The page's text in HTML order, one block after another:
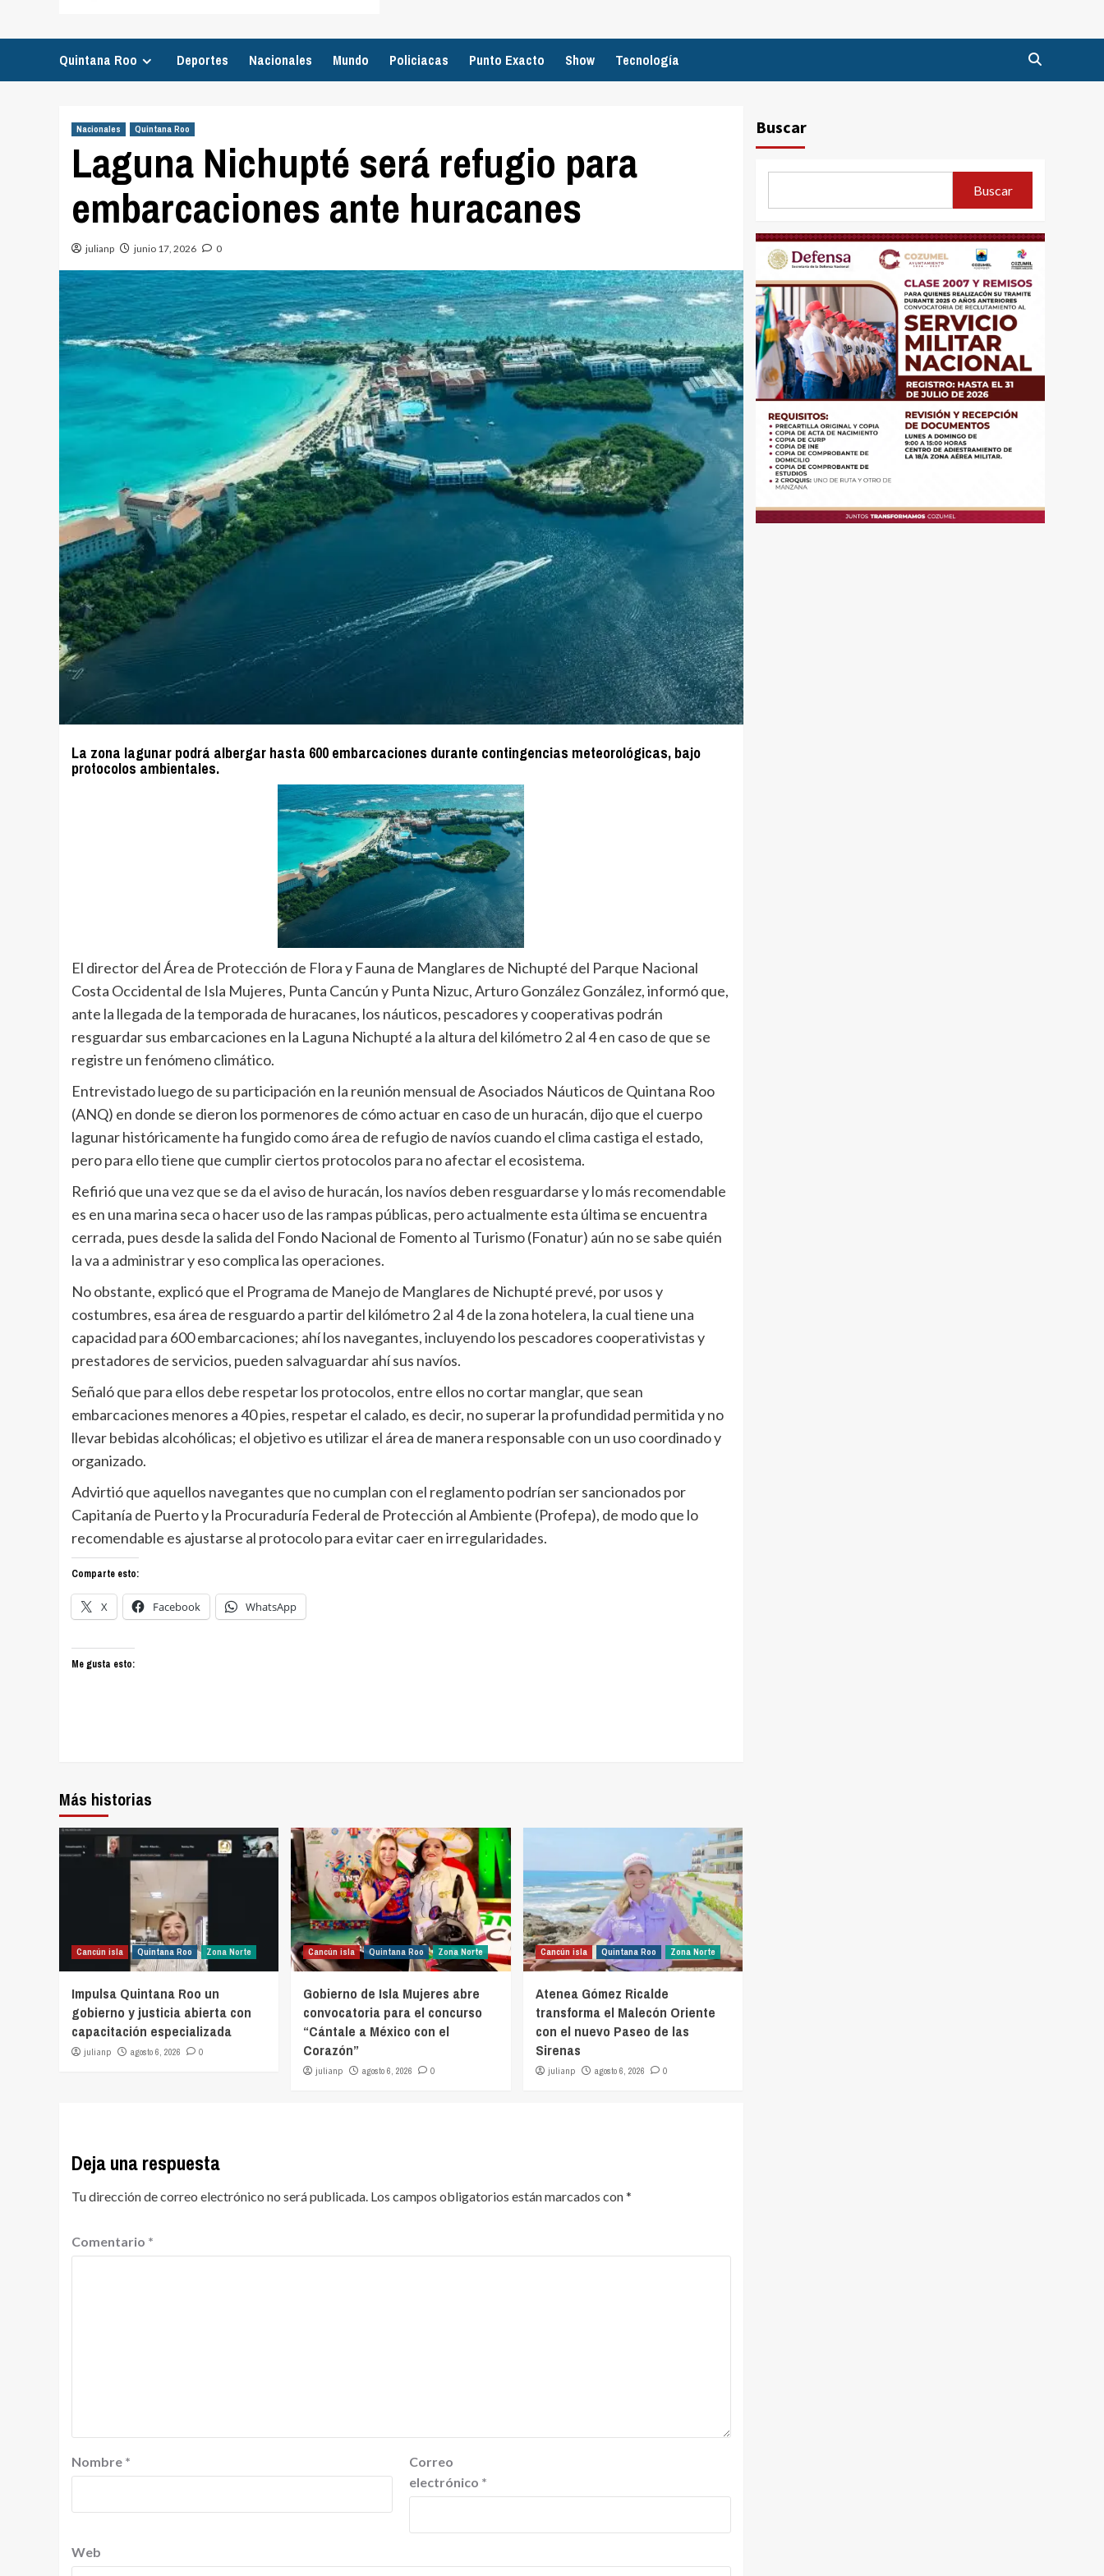
Quintana Roo Deportes Nacionales Mundo Policiacas Punto Exacto Show Tecnología
Nacionales Quintana Roo
Laguna Nichupté será refugio para
embarcaciones ante huracanes
julianp junio 17, 2026 0
La zona lagunar podrá albergar hasta 600 embarcaciones durante contingencias meteorológicas, bajo
protocolos ambientales.
El director del Área de Protección de Flora y Fauna de Manglares de Nichupté del Parque Nacional
Costa Occidental de Isla Mujeres, Punta Cancún y Punta Nizuc, Arturo González González, informó que,
ante la llegada de la temporada de huracanes, los náuticos, pescadores y cooperativas podrán
resguardar sus embarcaciones en la Laguna Nichupté a la altura del kilómetro 2 al 4 en caso de que se
registre un fenómeno climático.
Entrevistado luego de su participación en la reunión mensual de Asociados Náuticos de Quintana Roo
(ANQ) en donde se dieron los pormenores de cómo actuar en caso de un huracán, dijo que el cuerpo
lagunar históricamente ha fungido como área de refugio de navíos cuando el clima castiga el estado,
pero para ello tiene que cumplir ciertos protocolos para no afectar el ecosistema.
Refirió que una vez que se da el aviso de huracán, los navíos deben resguardarse y lo más recomendable
es en una marina seca o hacer uso de las rampas públicas, pero actualmente esta última se encuentra
cerrada, pues desde la salida del Fondo Nacional de Fomento al Turismo (Fonatur) aún no se sabe quién
la va a administrar y eso complica las operaciones.
No obstante, explicó que el Programa de Manejo de Manglares de Nichupté prevé, por usos y
costumbres, esa área de resguardo a partir del kilómetro 2 al 4 de la zona hotelera, la cual tiene una
capacidad para 600 embarcaciones; ahí los navegantes, incluyendo los pescadores cooperativistas y
prestadores de servicios, pueden salvaguardar ahí sus navíos.
Señaló que para ellos debe respetar los protocolos, entre ellos no cortar manglar, que sean
embarcaciones menores a 40 pies, respetar el calado, es decir, no superar la profundidad permitida y no
llevar bebidas alcohólicas; el objetivo es utilizar el área de manera responsable con un uso coordinado y
organizado.
Advirtió que aquellos navegantes que no cumplan con el reglamento podrían ser sancionados por
Capitanía de Puerto y la Procuraduría Federal de Protección al Ambiente (Profepa), de modo que lo
recomendable es ajustarse al protocolo para evitar caer en irregularidades.
Comparte esto:
X Facebook WhatsApp
Me gusta esto:
Más historias
Cancún isla Quintana Roo Zona Norte
Impulsa Quintana Roo un
gobierno y justicia abierta con
capacitación especializada
julianp agosto 6, 2026 0
Cancún isla Quintana Roo Zona Norte
Gobierno de Isla Mujeres abre
convocatoria para el concurso
“Cántale a México con el
Corazón”
julianp agosto 6, 2026 0
Cancún isla Quintana Roo Zona Norte
Atenea Gómez Ricalde
transforma el Malecón Oriente
con el nuevo Paseo de las
Sirenas
julianp agosto 6, 2026 0
Deja una respuesta
Tu dirección de correo electrónico no será publicada. Los campos obligatorios están marcados con*
Comentario *
Nombre *
Correo
electrónico *
Web
Buscar
Buscar